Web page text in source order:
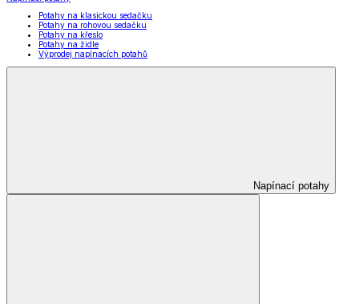
Potahy na klasickou sedačku
Potahy na rohovou sedačku
Potahy na křeslo
Potahy na židle
Výprodej napínacích potahů
Napínací potahy